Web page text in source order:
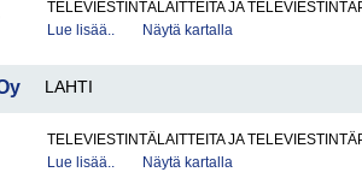
TELEVIESTINTÄLAITTEITA JA
Lue lisää..
Näytä kartalla
LAHTI
TELEVIESTINTÄLAITTEITA JA
Lue lisää..
Näytä kartalla